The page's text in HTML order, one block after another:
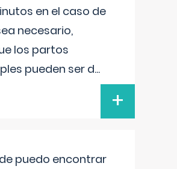
en el caso de
necesario,
los partos
pueden ser d...
+
puedo encontrar